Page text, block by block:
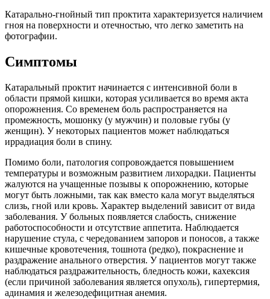
Катарально-гнойный тип проктита характеризуется наличием
гноя на поверхности и отечностью, что легко заметить на
фотографии.
Симптомы
Катаральный проктит начинается с интенсивной боли в
области прямой кишки, которая усиливается во время акта
опорожнения. Со временем боль распространяется на
промежность, мошонку (у мужчин) и половые губы (у
женщин). У некоторых пациентов может наблюдаться
иррадиация боли в спину.
Помимо боли, патология сопровождается повышением
температуры и возможным развитием лихорадки. Пациенты
жалуются на учащенные позывы к опорожнению, которые
могут быть ложными, так как вместо кала могут выделяться
слизь, гной или кровь. Характер выделений зависит от вида
заболевания. У больных появляется слабость, снижение
работоспособности и отсутствие аппетита. Наблюдается
нарушение стула, с чередованием запоров и поносов, а также
кишечные кровотечения, тошнота (редко), покраснение и
раздражение анального отверстия. У пациентов могут также
наблюдаться раздражительность, бледность кожи, кахексия
(если причиной заболевания является опухоль), гипертермия,
адинамия и железодефицитная анемия.